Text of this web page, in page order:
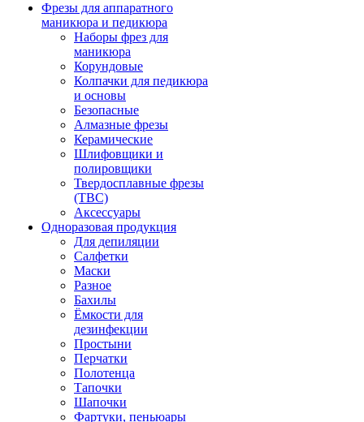
Фрезы для аппаратного
маникюра и педикюра
Наборы фрез для
маникюра
Корундовые
Колпачки для педикюра
и основы
Безопасные
Алмазные фрезы
Керамические
Шлифовщики и
полировщики
Твердосплавные фрезы
(ТВС)
Аксессуары
Одноразовая продукция
Для депиляции
Салфетки
Маски
Разное
Бахилы
Ёмкости для
дезинфекции
Простыни
Перчатки
Полотенца
Тапочки
Шапочки
Фартуки, пеньюары